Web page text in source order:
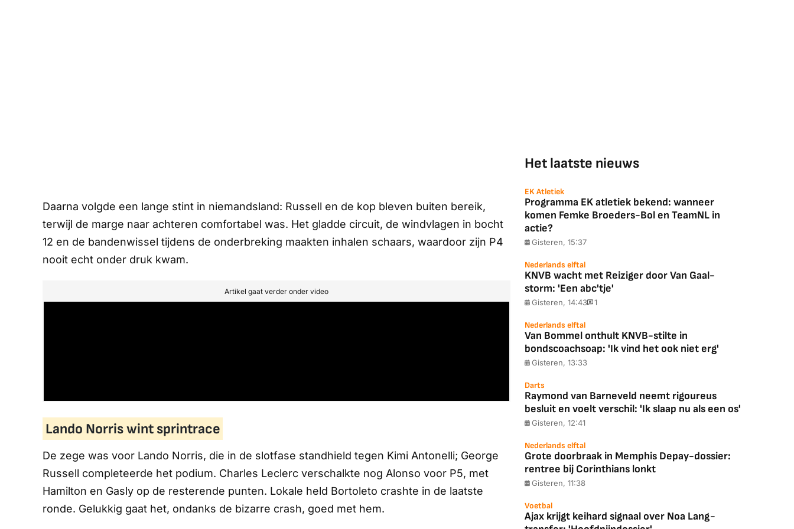
Daarna volgde een lange stint in niemandsland: Russell en de kop bleven buiten bereik,
terwijl de marge naar achteren comfortabel was. Het gladde circuit, de windvlagen in bocht
12 en de bandenwissel tijdens de onderbreking maakten inhalen schaars, waardoor zijn P4
nooit echt onder druk kwam.
Artikel gaat verder onder video
Lando Norris wint sprintrace
De zege was voor Lando Norris, die in de slotfase standhield tegen Kimi Antonelli; George
Russell completeerde het podium. Charles Leclerc verschalkte nog Alonso voor P5, met
Hamilton en Gasly op de resterende punten. Lokale held Bortoleto crashte in de laatste
ronde. Gelukkig gaat het, ondanks de bizarre crash, goed met hem.
Het laatste nieuws
EK Atletiek
Programma EK atletiek bekend: wanneer
komen Femke Broeders-Bol en TeamNL in
actie?
Gisteren, 15:37
Nederlands elftal
KNVB wacht met Reiziger door Van Gaal-
storm: 'Een abc'tje'
Gisteren, 14:43 1
Nederlands elftal
Van Bommel onthult KNVB-stilte in
bondscoachsoap: 'Ik vind het ook niet erg'
Gisteren, 13:33
Darts
Raymond van Barneveld neemt rigoureus
besluit en voelt verschil: 'Ik slaap nu als een os'
Gisteren, 12:41
Nederlands elftal
Grote doorbraak in Memphis Depay-dossier:
rentree bij Corinthians lonkt
Gisteren, 11:38
Voetbal
Ajax krijgt keihard signaal over Noa Lang-